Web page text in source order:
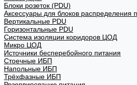
Блоки розеток (PDU)
Аксессуары для блоков распределения
Вертикальные PDU
Горизонтальные PDU
Система изоляции коридоров ЦОД
Микро ЦОД
Источники бесперебойного питания
Стоечные ИБП
Напольные ИБП
Трёхфазные ИБП